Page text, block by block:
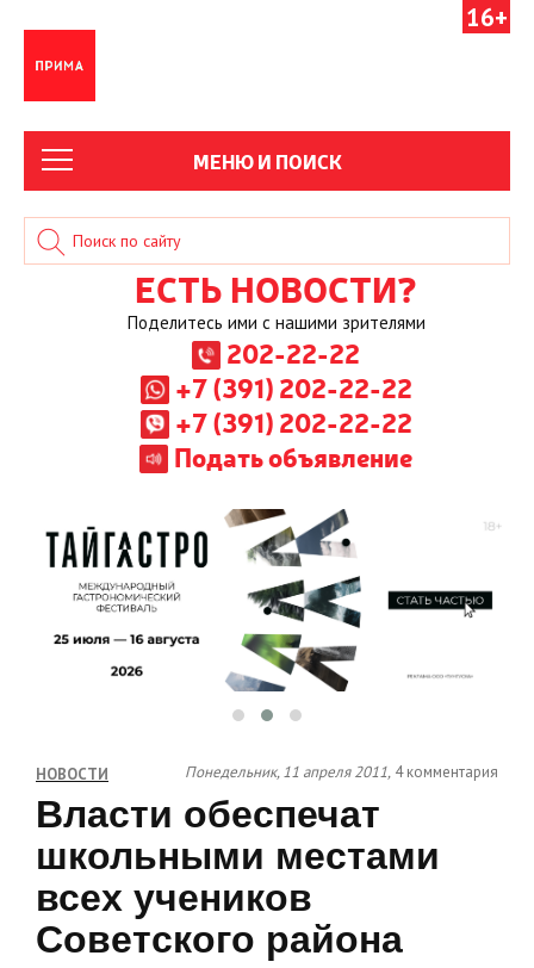
16+
МЕНЮ И ПОИСК
ЕСТЬ НОВОСТИ?
Поделитесь ими с нашими зрителями
202-22-22
+7 (391) 202-22-22
+7 (391) 202-22-22
Подать объявление
НОВОСТИ Понедельник, 11 апреля 2011, 4 комментария
Власти обеспечат
школьными местами
всех учеников
Советского района